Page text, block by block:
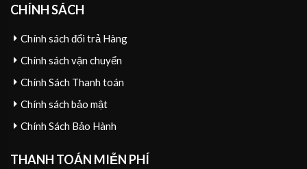
CHÍNH SÁCH
Chính sách đổi trả Hàng
Chính sách vận chuyển
Chính Sách Thanh toán
Chính sách bảo mật
Chính Sách Bảo Hành
THANH TOÁN MIỄN PHÍ